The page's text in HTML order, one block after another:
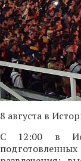
8 августа в
С 12:00 в